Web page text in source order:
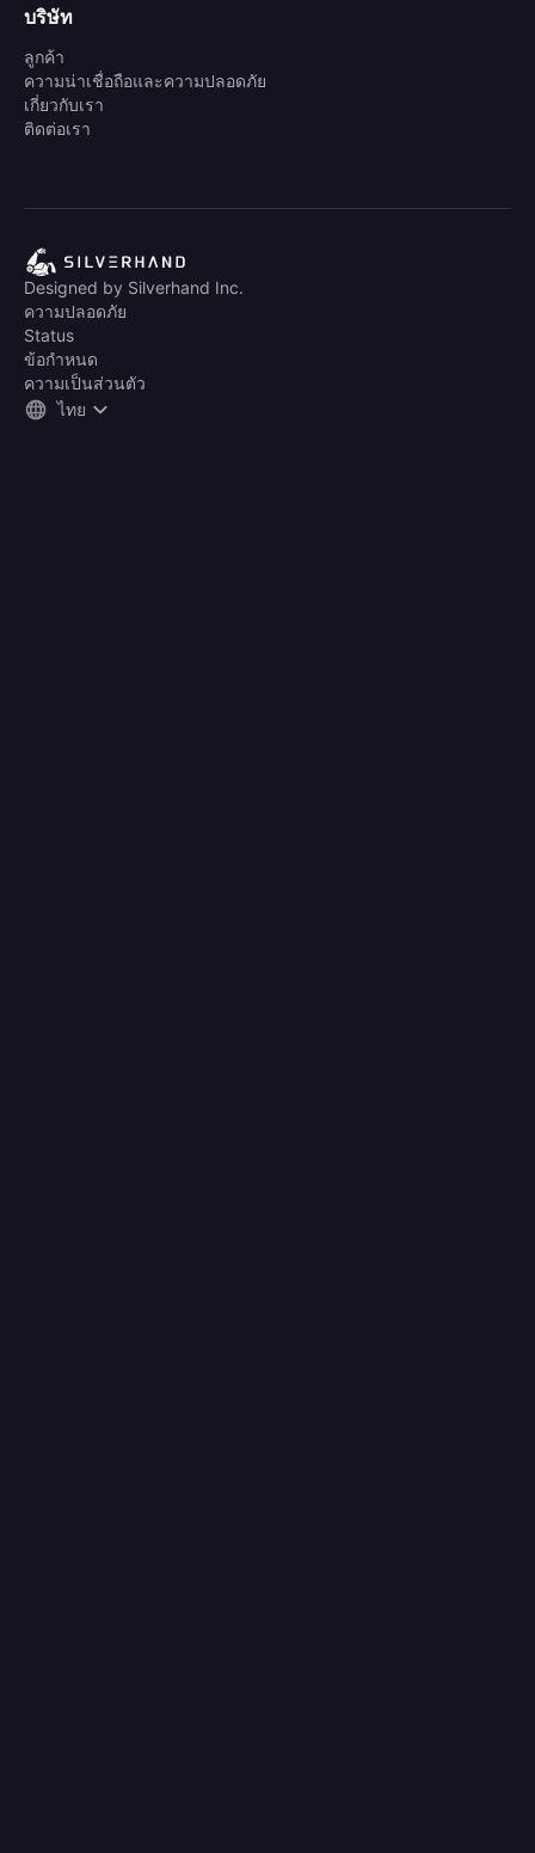
บริษัท
ลูกค้า
ความน่าเชื่อถือและความปลอดภัย
เกี่ยวกับเรา
ติดต่อเรา
Designed by Silverhand Inc.
ความปลอดภัย
Status
ข้อกำหนด
ความเป็นส่วนตัว
ไทย